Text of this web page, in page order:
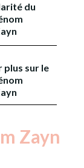
du
plus sur le
Zayn